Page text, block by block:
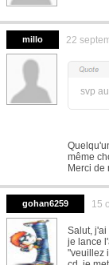
millo 22
svp
même
Merci de
gohan6259 15
Salut, j'ai
je lance
"veuillez